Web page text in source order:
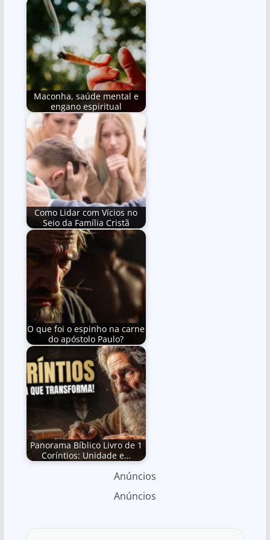
Maconha, saúde mental e
engano espiritual
Como Lidar com Vícios no
Seio da Família Cristã
O que foi o espinho na carne
do apóstolo Paulo?
Panorama Bíblico Livro de 1
Coríntios: Unidade e…
Anúncios
Anúncios